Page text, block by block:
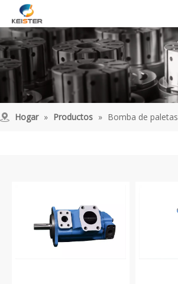
Hogar » Productos » Bomba de paletas